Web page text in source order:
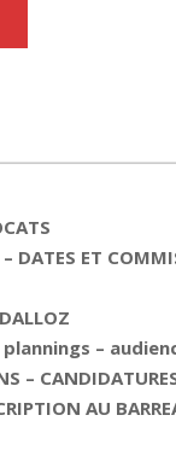
DATES ET
plannings –
–
AU